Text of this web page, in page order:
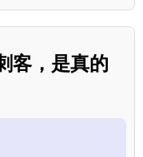
客，是真的